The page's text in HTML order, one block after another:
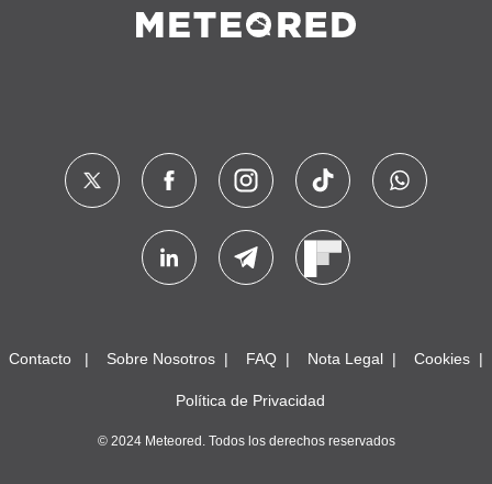
Contacto Sobre Nosotros FAQ Nota Legal Cookies
Política de Privacidad
© 2024 Meteored. Todos los derechos reservados